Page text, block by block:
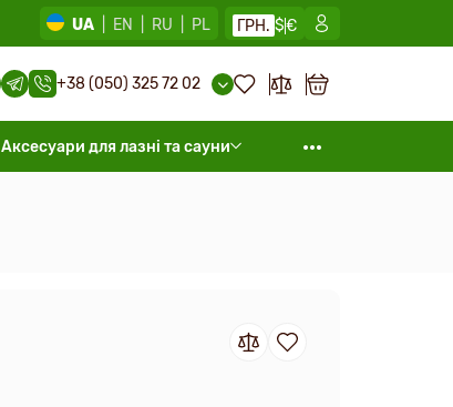
UA EN RU PL ГРН. $€
+38 (050) 325 72 02
Аксесуари для лазні та сауни